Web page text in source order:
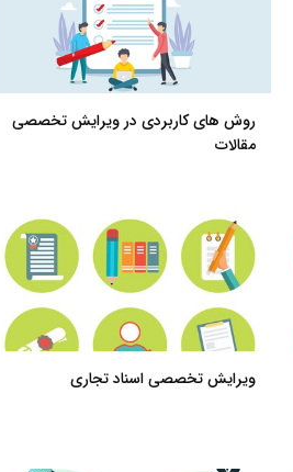
روش های کاربردی در ویرایش تخصصی
مقالات
ویرایش تخصصی اسناد تجاری